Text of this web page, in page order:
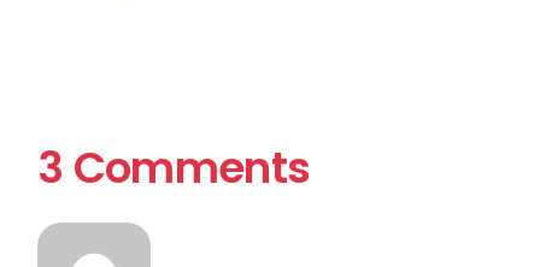
3 Comments